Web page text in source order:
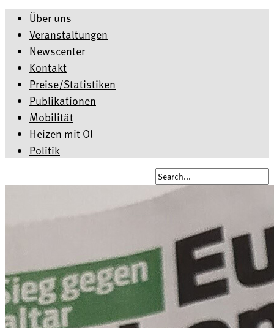
Über uns
Veranstaltungen
Newscenter
Kontakt
Preise/Statistiken
Publikationen
Mobilität
Heizen mit Öl
Politik